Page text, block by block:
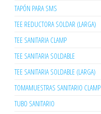
TAPÓN PARA SMS
TEE REDUCTORA SOLDAR (LARGA)
TEE SANITARIA CLAMP
TEE SANITARIA SOLDABLE
TEE SANITARIA SOLDABLE (LARGA)
TOMAMUESTRAS SANITARIO CLAMP
TUBO SANITARIO